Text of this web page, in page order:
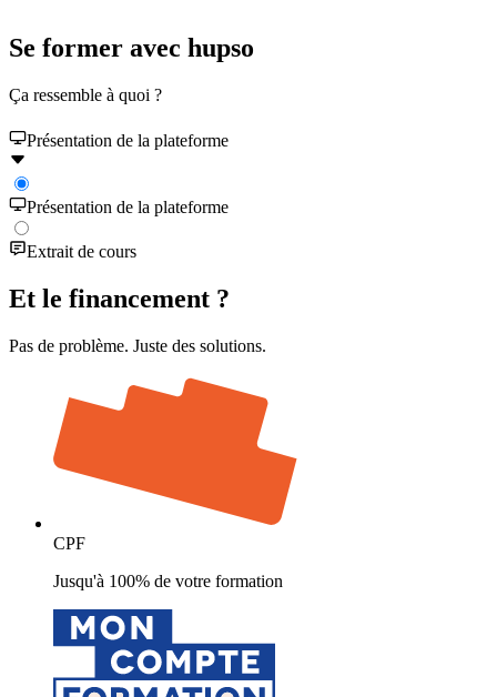
Se former avec hupso
Ça ressemble à quoi ?
Présentation de la plateforme
Présentation de la plateforme
Extrait de cours
Et le financement ?
Pas de problème. Juste des solutions.
CPF
Jusqu'à 100% de votre formation